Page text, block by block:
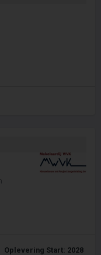
Oplevering Start: 2028